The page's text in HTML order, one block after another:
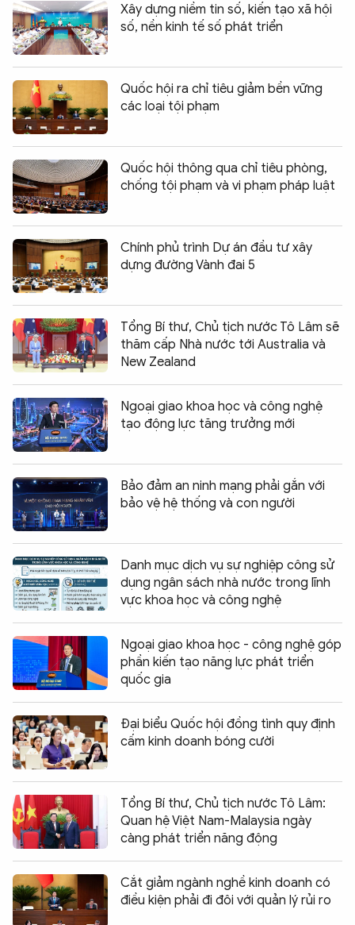
Xây dựng niềm tin số, kiến tạo xã hội
số, nền kinh tế số phát triển
Quốc hội ra chỉ tiêu giảm bền vững
các loại tội phạm
Quốc hội thông qua chỉ tiêu phòng,
chống tội phạm và vi phạm pháp luật
Chính phủ trình Dự án đầu tư xây
dựng đường Vành đai 5
Tổng Bí thư, Chủ tịch nước Tô Lâm sẽ
thăm cấp Nhà nước tới Australia và
New Zealand
Ngoại giao khoa học và công nghệ
tạo động lực tăng trưởng mới
Bảo đảm an ninh mạng phải gắn với
bảo vệ hệ thống và con người
Danh mục dịch vụ sự nghiệp công sử
dụng ngân sách nhà nước trong lĩnh
vực khoa học và công nghệ
Ngoại giao khoa học - công nghệ góp
phần kiến tạo năng lực phát triển
quốc gia
Đại biểu Quốc hội đồng tình quy định
cấm kinh doanh bóng cười
Tổng Bí thư, Chủ tịch nước Tô Lâm:
Quan hệ Việt Nam-Malaysia ngày
càng phát triển năng động
Cắt giảm ngành nghề kinh doanh có
điều kiện phải đi đôi với quản lý rủi ro